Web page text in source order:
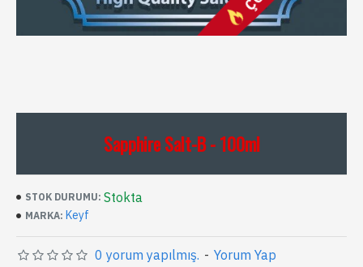
Sapphire Salt-B - 100ml
STOK DURUMU: Stokta
MARKA: Keyf
0 yorum yapılmış. - Yorum Yap